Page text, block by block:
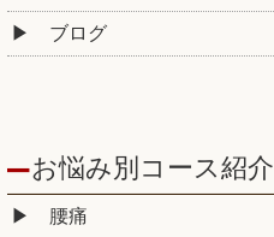
ブログ
お悩み別コース紹介
腰痛